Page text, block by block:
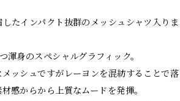
たインパクト抜群のメッシュシャツ入りま
渾身のスペシャルグラフィック。
ッシュですがレーヨンを混紡することで落
感からから上質なムードを発揮。